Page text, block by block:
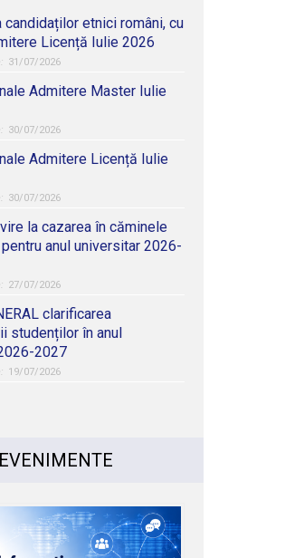
candidaților etnici români, cu
Licență Iulie 2026
31/07/2026
Admitere Master Iulie
30/07/2026
Admitere Licență Iulie
30/07/2026
la cazarea în căminele
anul universitar 2026-
27/07/2026
clarificarea
studenților în anul
2027
19/07/2026
EVENIMENTE